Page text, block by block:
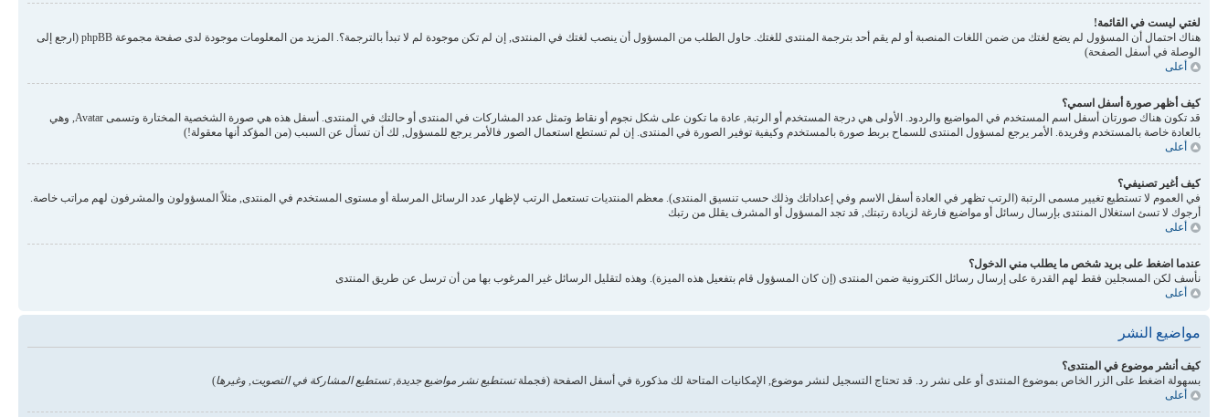
لغتي ليست في القائمة!
هناك احتمال أن المسؤول لم يضع لغتك من ضمن اللغات المنصبة أو لم يقم أحد بترجمة المنتدى للغتك. حاول الطلب من المسؤول أن ينصب لغتك في المنتدى, إن لم تكن موجودة لم لا تبدأ بالترجمة؟. المزيد من المعلومات موجودة لدى صفحة مجموعة phpBB (ارجع إلى
الوصلة في أسفل الصفحة)
أعلى
كيف أظهر صورة أسفل اسمي؟
قد تكون هناك صورتان أسفل اسم المستخدم في المواضيع والردود. الأولى هي درجة المستخدم أو الرتبة, عادة ما تكون على شكل نجوم أو نقاط وتمثل عدد المشاركات في المنتدى أو حالتك في المنتدى. أسفل هذه هي صورة الشخصية المختارة وتسمى Avatar, وهي
بالعادة خاصة بالمستخدم وفريدة. الأمر يرجع لمسؤول المنتدى للسماح بربط صورة بالمستخدم وكيفية توفير الصورة في المنتدى. إن لم تستطع استعمال الصور فالأمر يرجع للمسؤول, لك أن تسأل عن السبب (من المؤكد أنها معقولة!)
أعلى
كيف أغير تصنيفي؟
في العموم لا تستطيع تغيير مسمى الرتبة (الرتب تظهر في العادة أسفل الاسم وفي إعداداتك وذلك حسب تنسيق المنتدى). معظم المنتديات تستعمل الرتب لإظهار عدد الرسائل المرسلة أو مستوى المستخدم في المنتدى, مثلاً المسؤولون والمشرفون لهم مراتب خاصة.
أرجوك لا تسئ استغلال المنتدى بإرسال رسائل أو مواضيع فارغة لزيادة رتبتك, قد تجد المسؤول أو المشرف يقلل من رتبك
أعلى
عندما اضغط على بريد شخص ما يطلب مني الدخول؟
نأسف لكن المسجلين فقط لهم القدرة على إرسال رسائل الكترونية ضمن المنتدى (إن كان المسؤول قام بتفعيل هذه الميزة). وهذه لتقليل الرسائل غير المرغوب بها من أن ترسل عن طريق المنتدى
أعلى
مواضيع النشر
كيف أنشر موضوع في المنتدى؟
بسهولة اضغط على الزر الخاص بموضوع المنتدى أو على نشر رد. قد تحتاج التسجيل لنشر موضوع, الإمكانيات المتاحة لك مذكورة في أسفل الصفحة (فجملةتستطيع نشر مواضيع جديدة, تستطيع المشاركة في التصويت, وغيرها)
أعلى